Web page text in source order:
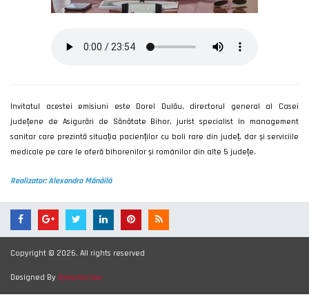
Invitatul acestei emisiuni este Dorel Dulău, directorul general al Casei
județene de Asigurări de Sănătate Bihor, jurist specialist în management
sanitar care prezintă situația pacienților cu boli rare din județ, dar și serviciile
medicale pe care le oferă bihorenilor și românilor din alte 5 județe.
Realizator: Alexandra Mănăilă
Copyright © 2026. All rights reserved
Designed By Zymphonies